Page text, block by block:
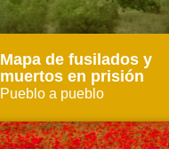
Mapa de fusilados y
muertos en prisión
Pueblo a pueblo